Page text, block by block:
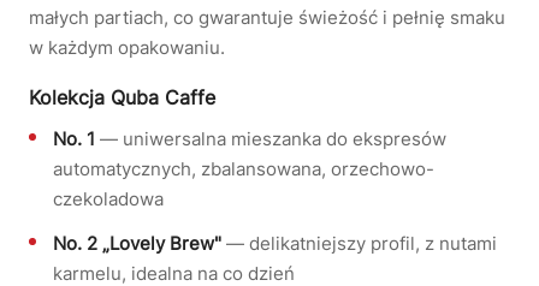
małych partiach, co gwarantuje świeżość i pełnię smaku
w każdym opakowaniu.
Kolekcja Quba Caffe
No. 1 — uniwersalna mieszanka do ekspresów
automatycznych, zbalansowana, orzechowo-
czekoladowa
No. 2 „Lovely Brew" — delikatniejszy profil, z nutami
karmelu, idealna na co dzień